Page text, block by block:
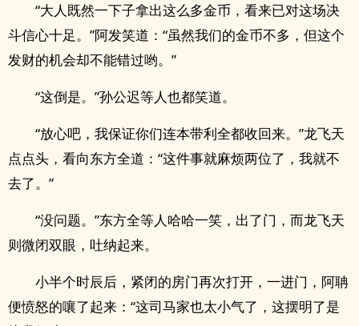
“大人既然一下子拿出这么多金币，看来已对这场决
斗信心十足。”阿发笑道：“虽然我们的金币不多，但这个
发财的机会却不能错过哟。”
“这倒是。”孙公迟等人也都笑道。
“放心吧，我保证你们连本带利全都收回来。”龙飞天
点点头，看向东方全道：“这件事就麻烦两位了，我就不
去了。”
“没问题。”东方全等人哈哈一笑，出了门，而龙飞天
则微闭双眼，吐纳起来。
小半个时辰后，紧闭的房门再次打开，一进门，阿聃
便愤怒的嚷了起来：“这司马家也太小气了，这摆明了是